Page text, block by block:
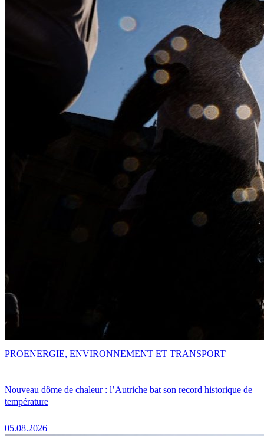
Nouveau dôme de chaleur : l’Autriche bat son record historique de
température
05.08.2026
PROENERGIE, ENVIRONNEMENT ET TRANSPORT